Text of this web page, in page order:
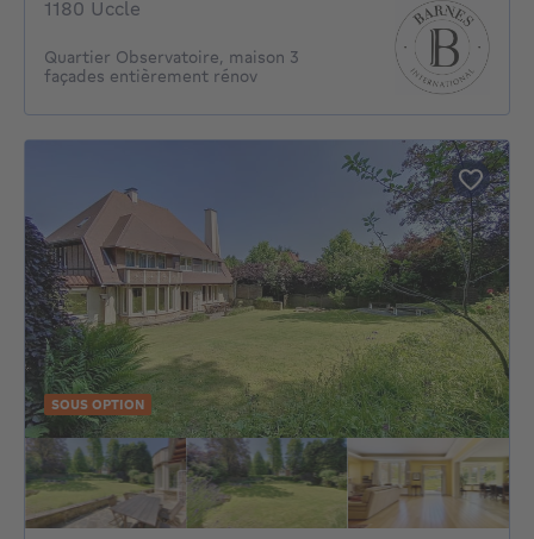
1180 Uccle
Quartier Observatoire, maison 3
façades entièrement rénov
SOUS OPTION